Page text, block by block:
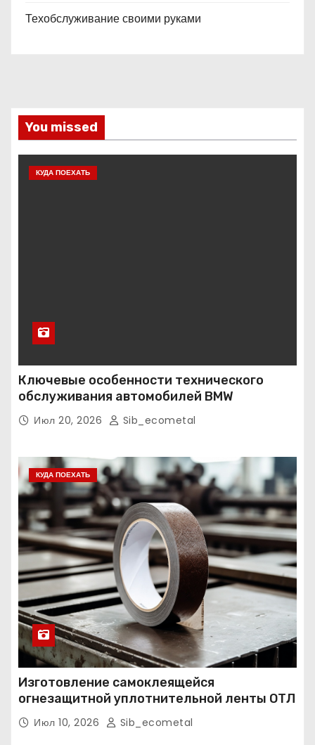
Техобслуживание своими руками
You missed
КУДА ПОЕХАТЬ
Ключевые особенности технического
обслуживания автомобилей BMW
Июл 20, 2026 Sib_ecometal
КУДА ПОЕХАТЬ
Изготовление самоклеящейся
огнезащитной уплотнительной ленты ОТЛ
Июл 10, 2026 Sib_ecometal